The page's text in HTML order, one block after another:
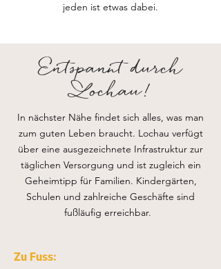
jeden ist etwas dabei.
Entspannt durch
Lochau!
In nächster Nähe findet sich alles, was man
zum guten Leben braucht. Lochau verfügt
über eine ausgezeichnete Infrastruktur zur
täglichen Versorgung und ist zugleich ein
Geheimtipp für Familien. Kindergärten,
Schulen und zahlreiche Geschäfte sind
fußläufig erreichbar.
Zu Fuss: